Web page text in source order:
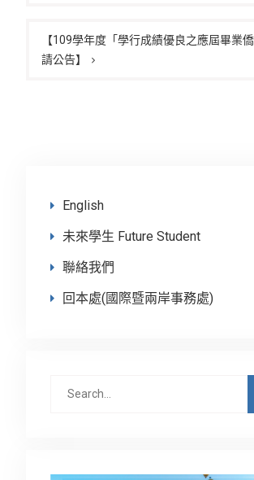
【109學年度「學行成績優良之應屆畢業
請公告】
English
未來學生 Future Student
聯絡我們
回本處(國際暨兩岸事務處)